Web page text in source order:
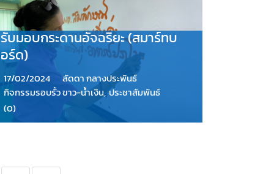
รับมอบกระดานอัจฉริยะ (สมาร์ทบ
อร์ด)
17/02/2024
ลัดดา กลางประพันธ์
กิจกรรมรอบรั้ว ขาว-น้ำเงิน, ประชาสัมพันธ์
(0)